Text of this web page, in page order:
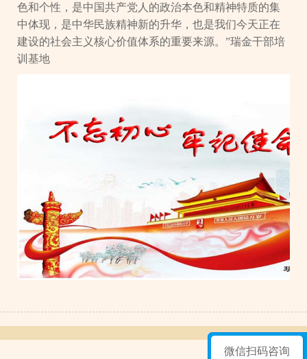
色和个性，是中国共产党人的政治本色和精神特质的集
中体现，是中华民族精神新的升华，也是我们今天正在
建设的社会主义核心价值体系的重要来源。”瑞金干部培
训基地
微信扫码咨询